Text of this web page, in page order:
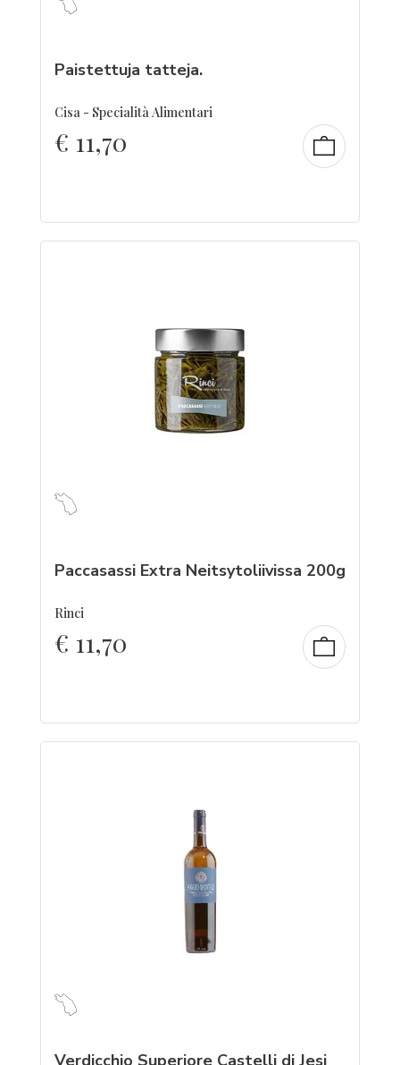
Paistettuja tatteja.
Cisa - Specialità Alimentari
€ 11,70
Paccasassi Extra Neitsytoliivissa 200g
Rinci
€ 11,70
Verdicchio Superiore Castelli di Jesi